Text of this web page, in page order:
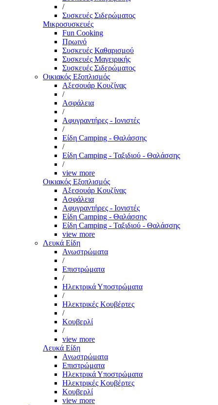
/
Συσκευές Σιδερώματος
Μικροσυσκευές
Fun Cooking
Πρωινό
Συσκευές Καθαρισμού
Συσκευές Μαγειρικής
Συσκευές Σιδερώματος
Οικιακός Εξοπλισμός
Αξεσουάρ Κουζίνας
/
Ασφάλεια
/
Αφυγραντήρες - Ιονιστές
/
Είδη Camping - Θαλάσσης
/
Είδη Camping - Ταξιδιού - Θαλάσσης
/
view more
Οικιακός Εξοπλισμός
Αξεσουάρ Κουζίνας
Ασφάλεια
Αφυγραντήρες - Ιονιστές
Είδη Camping - Θαλάσσης
Είδη Camping - Ταξιδιού - Θαλάσσης
view more
Λευκά Είδη
Ανωστρώματα
/
Επιστρώματα
/
Ηλεκτρικά Υποστρώματα
/
Ηλεκτρικές Κουβέρτες
/
Κουβερλί
/
view more
Λευκά Είδη
Ανωστρώματα
Επιστρώματα
Ηλεκτρικά Υποστρώματα
Ηλεκτρικές Κουβέρτες
Κουβερλί
view more